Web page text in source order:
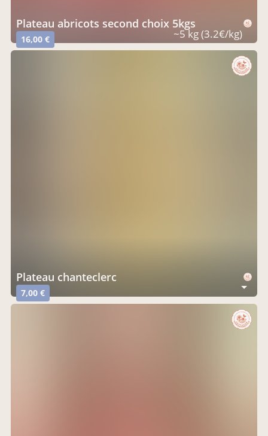
plateau abricots second choix 5kgs
16,00 € ~5 kg (3.2€/kg)
Plateau chanteclerc
7,00 €